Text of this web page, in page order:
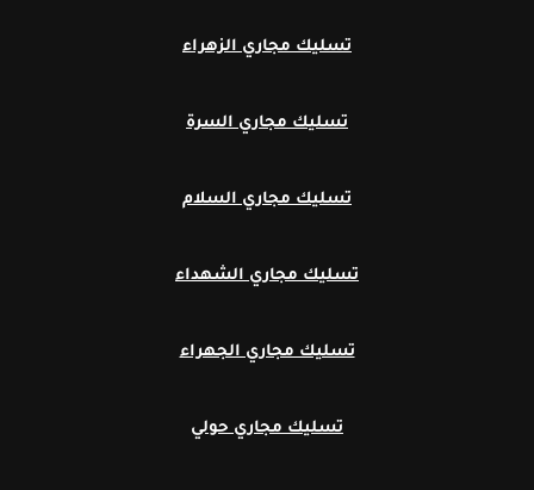
تسليك مجاري الزهراء
تسليك مجاري السرة
تسليك مجاري السلام
تسليك مجاري الشهداء
تسليك مجاري الجهراء
تسليك مجاري حولي